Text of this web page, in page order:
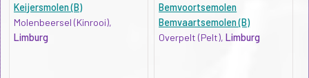
Keijersmolen (B)
Molenbeersel (Kinrooi),
Limburg
Bemvoortsemolen
Bemvaartsemolen (B)
Overpelt (Pelt),Limburg